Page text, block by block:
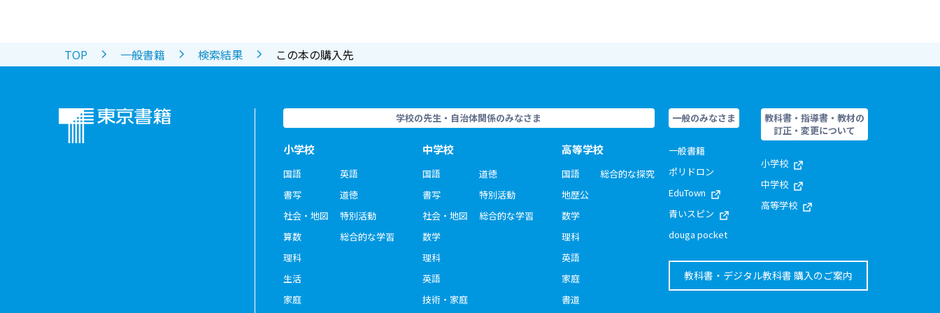
TOP 一般書籍 検索結果 この本の購入先
学校の先生・自治体関係のみなさま
小学校
国語
書写
社会・地図
算数
理科
生活
家庭
英語
道徳
特別活動
総合的な学習
中学校
国語
書写
社会・地図
数学
理科
英語
技術・家庭
道徳
特別活動
総合的な学習
高等学校
国語
地歴公
数学
理科
英語
家庭
書道
総合的な探究
一般のみなさま
一般書籍
ポリドロン
EduTown
青いスピン
douga pocket
教科書・指導書・教材の
訂正・変更について
小学校
中学校
高等学校
教科書・デジタル教科書 購入のご案内